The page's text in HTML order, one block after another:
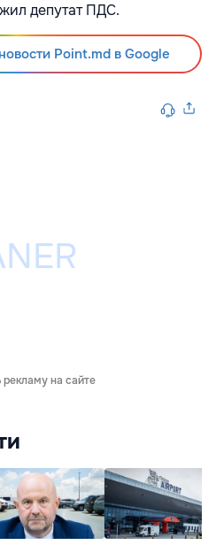
депутат ПДС.
Point.md в Google
рекламу на сайте